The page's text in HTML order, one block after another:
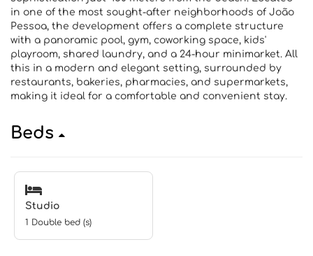
in one of the most sought-after neighborhoods of João
Pessoa, the development offers a complete structure
with a panoramic pool, gym, coworking space, kids'
playroom, shared laundry, and a 24-hour minimarket. All
this in a modern and elegant setting, surrounded by
restaurants, bakeries, pharmacies, and supermarkets,
making it ideal for a comfortable and convenient stay.
Beds
Studio
1 Double bed (s)